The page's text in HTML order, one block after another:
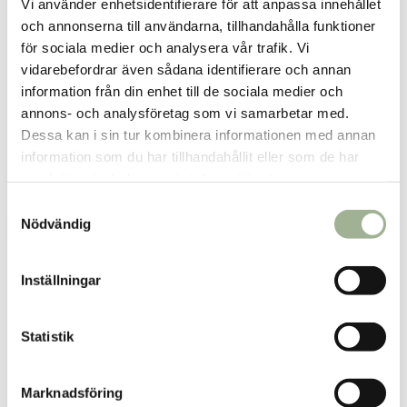
Vi använder enhetsidentifierare för att anpassa innehållet
och annonserna till användarna, tillhandahålla funktioner
för sociala medier och analysera vår trafik. Vi
vidarebefordrar även sådana identifierare och annan
information från din enhet till de sociala medier och
annons- och analysföretag som vi samarbetar med.
Dessa kan i sin tur kombinera informationen med annan
information som du har tillhandahållit eller som de har
Nödvändig
Inställningar
Statistik
Marknadsföring
Eterisk olja Eukalyptus 30ml
Lägg i varukorgen
Eterisk olja Lavendel 30ml
Lägg i varukorgen